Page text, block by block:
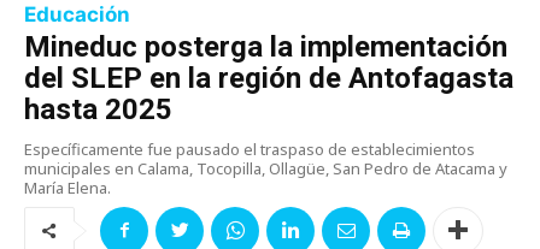
Educación
Mineduc posterga la implementación
del SLEP en la región de Antofagasta
hasta 2025
Específicamente fue pausado el traspaso de establecimientos
municipales en Calama, Tocopilla, Ollagüe, San Pedro de Atacama y
María Elena.